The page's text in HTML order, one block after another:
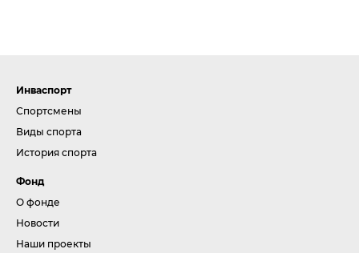
Инваспорт
Спортсмены
Виды спорта
История спорта
Фонд
О фонде
Новости
Наши проекты